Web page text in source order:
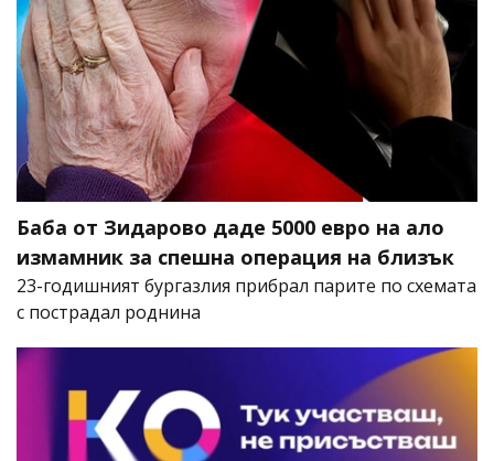
Баба от Зидарово даде 5000 евро на ало
измамник за спешна операция на близък
23-годишният бургазлия прибрал парите по схемата
с пострадал роднина